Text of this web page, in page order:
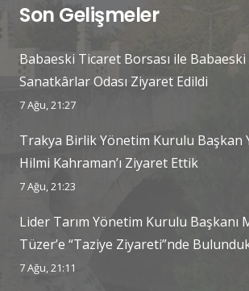
Son Gelişmeler
Babaeski Ticaret Borsası ile Babaeski
Sanatkârlar Odası Ziyaret Edildi
7 Ağu, 21:27
Trakya Birlik Yönetim Kurulu Başkan
Hilmi Kahraman’ı Ziyaret Ettik
7 Ağu, 21:23
Lider Tarım Yönetim Kurulu Başkanı
Tüzer’e “Taziye Ziyareti”nde
7 Ağu, 21:11